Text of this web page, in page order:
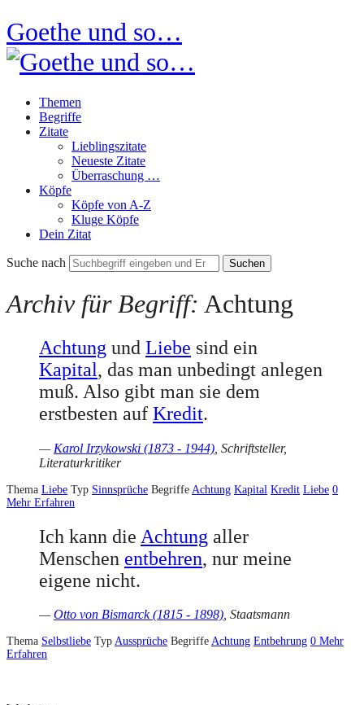
Goethe und so…
Themen
Begriffe
Zitate
Lieblingszitate
Neueste Zitate
Überraschung …
Köpfe
Köpfe von A-Z
Kluge Köpfe
Dein Zitat
Suche nach
Archiv für Begriff: Achtung
Achtung und Liebe sind ein
Kapital, das man unbedingt anlegen
muß. Also gibt man sie dem
erstbesten auf Kredit.
— Karol Irzykowski (1873 - 1944) , Schriftsteller,
Literaturkritiker
Thema Liebe Typ Sinnsprüche Begriffe Achtung Kapital Kredit Liebe 0
Mehr Erfahren
Ich kann die Achtung aller
Menschen entbehren, nur meine
eigene nicht.
—Otto von Bismarck (1815 - 1898), Staatsmann
Thema Selbstliebe Typ Aussprüche Begriffe Achtung Entbehrung 0 Mehr
Erfahren